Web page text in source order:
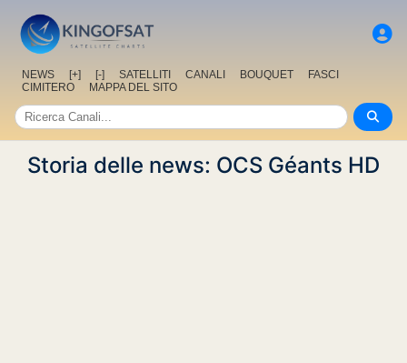
NEWS [+] [-] SATELLITI CANALI BOUQUET
FASCI
CIMITERO
MAPPA DEL SITO
Storia delle news: OCS Géants HD